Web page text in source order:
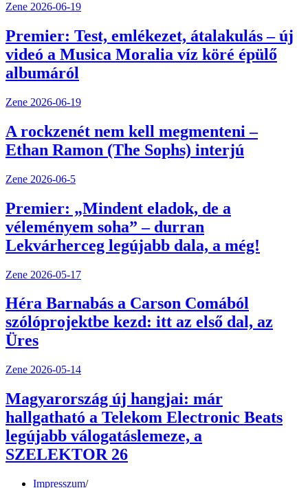
Zene 2026-06-19
Premier: Test, emlékezet, átalakulás – új
videó a Musica Moralia víz köré épülő
albumáról
Zene 2026-06-19
A rockzenét nem kell megmenteni –
Ethan Ramon (The Sophs) interjú
Zene 2026-06-5
Premier: „Mindent eladok, de a
véleményem soha” – durran
Lekvárherceg legújabb dala, a még!
Zene 2026-05-17
Héra Barnabás a Carson Comából
szólóprojektbe kezd: itt az első dal, az
Üres
Zene 2026-05-14
Magyarország új hangjai: már
hallgatható a Telekom Electronic Beats
legújabb válogatáslemeze, a
SZELEKTOR 26
Impresszum/